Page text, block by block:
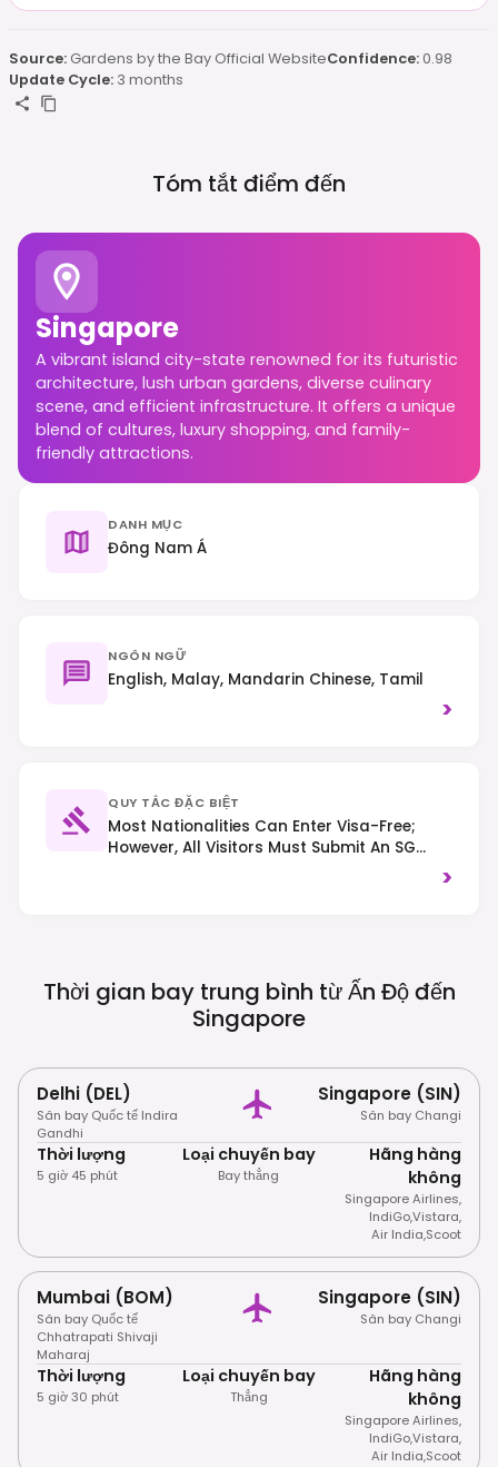
Source: Gardens by the Bay Official WebsiteConfidence:0.98
Update Cycle: 3 months
Tóm tắt điểm đến
Singapore
A vibrant island city-state renowned for its futuristic
architecture, lush urban gardens, diverse culinary
scene, and efficient infrastructure. It offers a unique
blend of cultures, luxury shopping, and family-
friendly attractions.
DANH MỤC
Đông Nam Á
NGÔN NGỮ
English, Malay, Mandarin Chinese, Tamil
>
QUY TẮC ĐẶC BIỆT
Most Nationalities Can Enter Visa-Free;
However, All Visitors Must Submit An SG
>
Thời gian bay trung bình từ Ấn Độ đến
Singapore
Delhi (DEL)
Sân bay Quốc tế Indira
Gandhi
Singapore (SIN)
Sân bay Changi
Thời lượng
5 giờ 45 phút
Loại chuyến bay
Bay thẳng
Hãng hàng
không
Singapore Airlines,
IndiGo,Vistara,
Air India,Scoot
Mumbai (BOM)
Sân bay Quốc tế
Chhatrapati Shivaji
Maharaj
Singapore (SIN)
Sân bay Changi
Thời lượng
5 giờ 30 phút
Loại chuyến bay
Thẳng
Hãng hàng
không
Singapore Airlines,
IndiGo,Vistara,
Air India,Scoot